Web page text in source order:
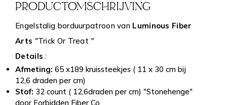
PRODUCTOMSCHRIJVING
Engelstalig borduurpatroon van Luminous Fiber
Arts "Trick Or Treat "
Details :
Afmeting: 65 x189 kruissteekjes ( 11 x 30 cm bij
12,6 draden per cm)
Stof: 32 count ( 12,6draden per cm) "Stonehenge"
door Forbidden Fiber Co